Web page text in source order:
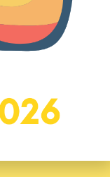
slaapkamer, met
m². Deze ruimte
eenvoudig worden
Hier bevindt
ruimte dankzij de